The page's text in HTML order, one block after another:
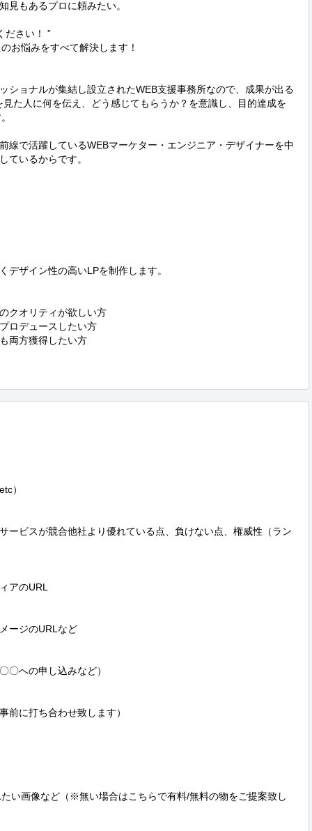
見もあるプロに頼みたい。
ださい！ ”
お悩みをすべて解決します！
ショナルが集結し設立されたWEB支援事務所なので、成果が出る
た人に何を伝え、どう感じてもらうか？を意識し、目的達成を
線で活躍しているWEBマーケター・エンジニア・デザイナーを中
ているからです。
デザイン性の高いLPを制作します。
クオリティが欲しい方
ロデュースしたい方
両方獲得したい方
）
ービスが競合他社より優れている点、負けない点、権威性（ラン
アのURL
ージのURLなど
への申し込みなど）
に打ち合わせ致します）
い画像など（※無い場合はこちらで有料/無料の物をご提案致し